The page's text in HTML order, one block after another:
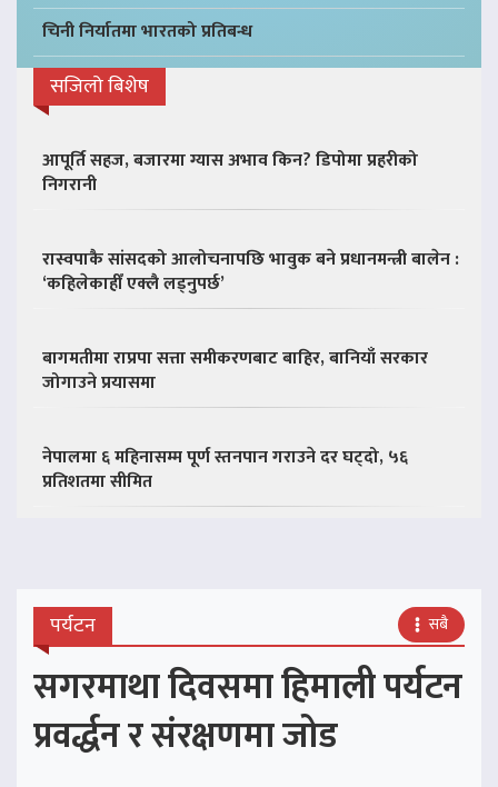
चिनी निर्यातमा भारतको प्रतिबन्ध
सजिलो बिशेष
आपूर्ति सहज, बजारमा ग्यास अभाव किन? डिपोमा प्रहरीको
निगरानी
रास्वपाकै सांसदको आलोचनापछि भावुक बने प्रधानमन्त्री बालेन :
‘कहिलेकाहीँ एक्लै लड्नुपर्छ’
बागमतीमा राप्रपा सत्ता समीकरणबाट बाहिर, बानियाँ सरकार
जोगाउने प्रयासमा
नेपालमा ६ महिनासम्म पूर्ण स्तनपान गराउने दर घट्दो, ५६
प्रतिशतमा सीमित
पर्यटन सबै
सगरमाथा दिवसमा हिमाली पर्यटन
प्रवर्द्धन र संरक्षणमा जोड